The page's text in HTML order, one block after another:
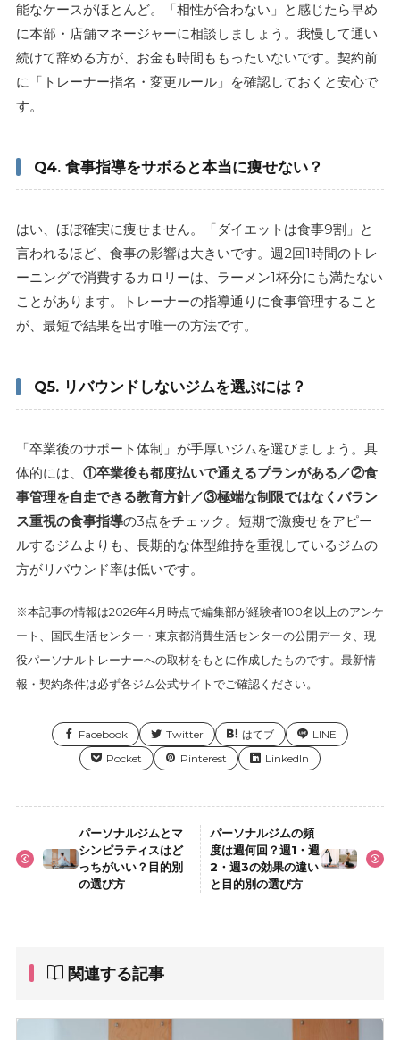
能なケースがほとんど。「相性が合わない」と感じたら早め
に本部・店舗マネージャーに相談しましょう。我慢して通い
続けて辞める方が、お金も時間ももったいないです。契約前
に「トレーナー指名・変更ルール」を確認しておくと安心で
す。
Q4. 食事指導をサボると本当に痩せない？
はい、ほぼ確実に痩せません。「ダイエットは食事9割」と
言われるほど、食事の影響は大きいです。週2回1時間のトレ
ーニングで消費するカロリーは、ラーメン1杯分にも満たない
ことがあります。トレーナーの指導通りに食事管理すること
が、最短で結果を出す唯一の方法です。
Q5. リバウンドしないジムを選ぶには？
「卒業後のサポート体制」が手厚いジムを選びましょう。具
体的には、 ①卒業後も都度払いで通えるプランがある／②食
事管理を自走できる教育方針／③極端な制限ではなくバラン
ス重視の食事指導の3点をチェック。短期で激痩せをアピー
ルするジムよりも、長期的な体型維持を重視しているジムの
方がリバウンド率は低いです。
※本記事の情報は2026年4月時点で編集部が経験者100名以上のアンケ
ート、国民生活センター・東京都消費生活センターの公開データ、現
役パーソナルトレーナーへの取材をもとに作成したものです。最新情
報・契約条件は必ず各ジム公式サイトでご確認ください。
Facebook Twitter はてブ
LINE
Pocket
Pinterest LinkedIn
パーソナルジムとマ
シンピラティスはど
っちがいい？目的別
の選び方
パーソナルジムの頻
度は週何回？週1・週
2・週3の効果の違い
と目的別の選び方
関連する記事